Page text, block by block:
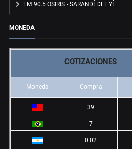
FM 90.5 OSIRIS - SARANDÍ DEL YÍ
MONEDA
COTIZACIONES
Moneda Compra
39
7
0.02